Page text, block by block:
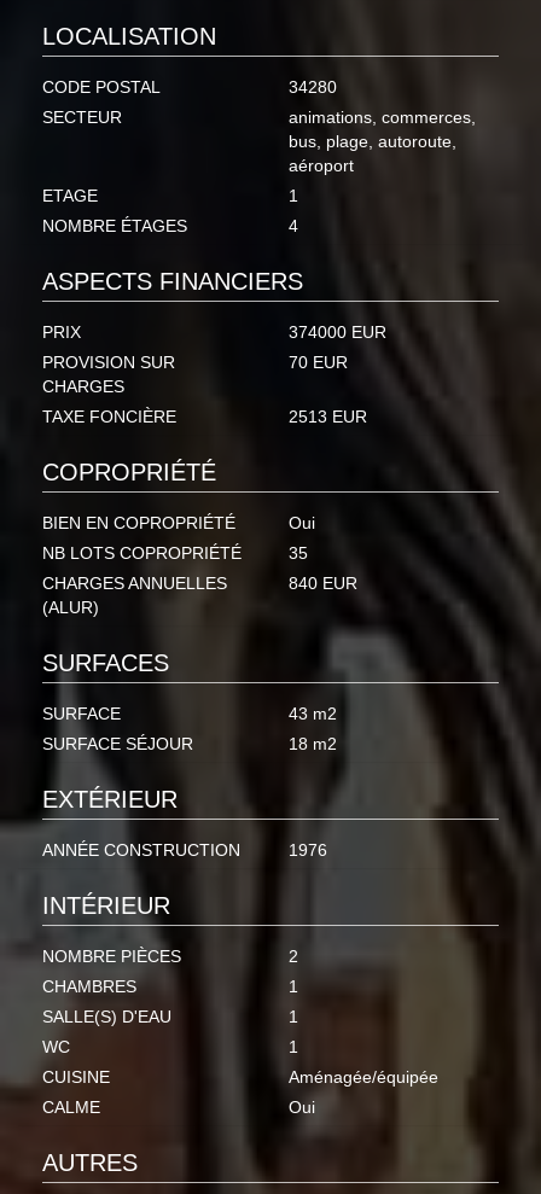
LOCALISATION
CODE POSTAL
34280
SECTEUR
animations, commerces,
bus, plage, autoroute,
aéroport
ETAGE
1
NOMBRE ÉTAGES
4
ASPECTS FINANCIERS
PRIX
374000 EUR
PROVISION SUR
CHARGES
70 EUR
TAXE FONCIÈRE 2513 EUR
COPROPRIÉTÉ
BIEN EN COPROPRIÉTÉ
Oui
NB LOTS COPROPRIÉTÉ
35
CHARGES ANNUELLES
(ALUR)
840 EUR
SURFACES
SURFACE
43 m2
SURFACE SÉJOUR
18 m2
EXTÉRIEUR
ANNÉE CONSTRUCTION 1976
INTÉRIEUR
NOMBRE PIÈCES
2
CHAMBRES
1
SALLE(S) D'EAU
1
WC
1
CUISINE
Aménagée/équipée
CALME
Oui
AUTRES